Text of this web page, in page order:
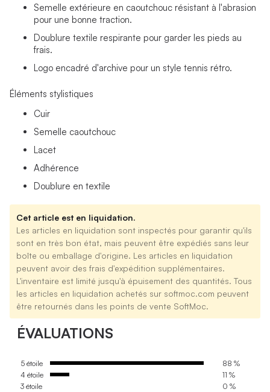
Semelle extérieure en caoutchouc résistant à l'abrasion
pour une bonne traction.
Doublure textile respirante pour garder les pieds au
frais.
Logo encadré d'archive pour un style tennis rétro.
Éléments stylistiques
Cuir
Semelle caoutchouc
Lacet
Adhérence
Doublure en textile
Cet article est en liquidation.
Les articles en liquidation sont inspectés pour garantir qu'ils
sont en très bon état, mais peuvent être expédiés sans leur
boîte ou emballage d'origine. Les articles en liquidation
peuvent avoir des frais d'expédition supplémentaires.
L'inventaire est limité jusqu'à épuisement des quantités. Tous
les articles en liquidation achetés sur softmoc.com peuvent
être retournés dans les points de vente SoftMoc.
ÉVALUATIONS
5 étoile
88 %
4 étoile
11 %
3 étoile
0 %